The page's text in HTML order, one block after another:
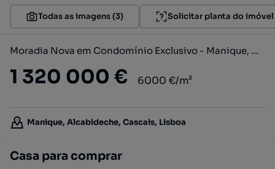
Todas as imagens (3) Solicitar planta do imóvel
Moradia Nova em Condomínio Exclusivo - Manique, Cascais
1 320 000 € 6000 €/m²
Manique, Alcabideche, Cascais, Lisboa
Casa para comprar